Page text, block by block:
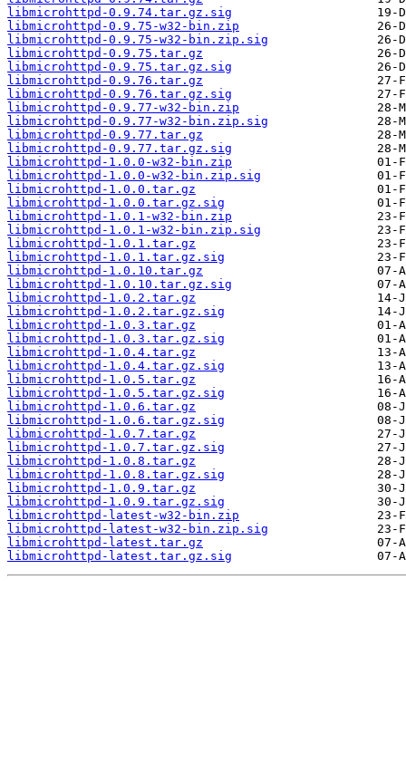
libmicrohttpd-0.9.74.tar.gz.sig
libmicrohttpd-0.9.75-w32-bin.zip
libmicrohttpd-0.9.75-w32-bin.zip.sig
libmicrohttpd-0.9.75.tar.gz
libmicrohttpd-0.9.75.tar.gz.sig
libmicrohttpd-0.9.76.tar.gz
libmicrohttpd-0.9.76.tar.gz.sig
libmicrohttpd-0.9.77-w32-bin.zip
libmicrohttpd-0.9.77-w32-bin.zip.sig
libmicrohttpd-0.9.77.tar.gz
libmicrohttpd-0.9.77.tar.gz.sig
libmicrohttpd-1.0.0-w32-bin.zip
libmicrohttpd-1.0.0-w32-bin.zip.sig
libmicrohttpd-1.0.0.tar.gz
libmicrohttpd-1.0.0.tar.gz.sig
libmicrohttpd-1.0.1-w32-bin.zip
libmicrohttpd-1.0.1-w32-bin.zip.sig
libmicrohttpd-1.0.1.tar.gz
libmicrohttpd-1.0.1.tar.gz.sig
libmicrohttpd-1.0.10.tar.gz
libmicrohttpd-1.0.10.tar.gz.sig
libmicrohttpd-1.0.2.tar.gz
libmicrohttpd-1.0.2.tar.gz.sig
libmicrohttpd-1.0.3.tar.gz
libmicrohttpd-1.0.3.tar.gz.sig
libmicrohttpd-1.0.4.tar.gz
libmicrohttpd-1.0.4.tar.gz.sig
libmicrohttpd-1.0.5.tar.gz
libmicrohttpd-1.0.5.tar.gz.sig
libmicrohttpd-1.0.6.tar.gz
libmicrohttpd-1.0.6.tar.gz.sig
libmicrohttpd-1.0.7.tar.gz
libmicrohttpd-1.0.7.tar.gz.sig
libmicrohttpd-1.0.8.tar.gz
libmicrohttpd-1.0.8.tar.gz.sig
libmicrohttpd-1.0.9.tar.gz
libmicrohttpd-1.0.9.tar.gz.sig
libmicrohttpd-latest-w32-bin.zip
libmicrohttpd-latest-w32-bin.zip.sig
libmicrohttpd-latest.tar.gz
libmicrohttpd-latest.tar.gz.sig